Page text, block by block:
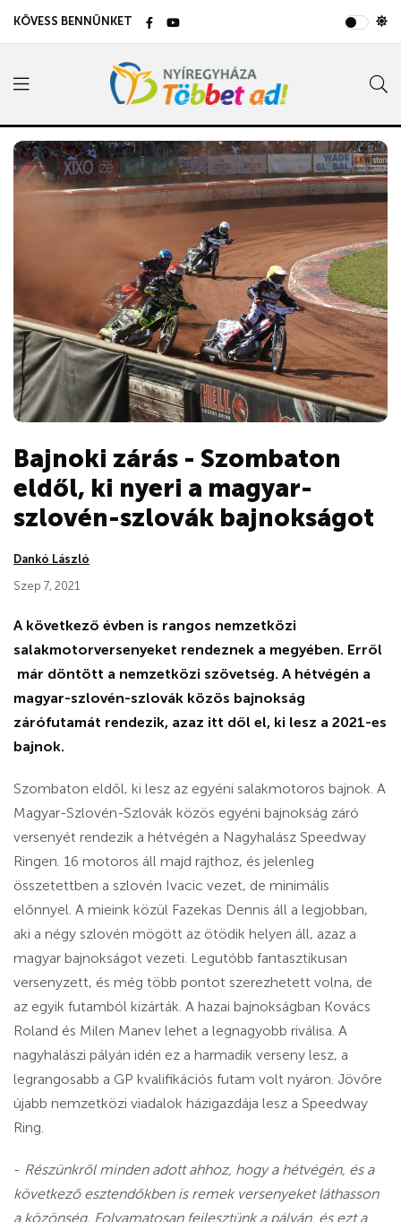
KÖVESS BENNÜNKET
Bajnoki zárás - Szombaton
eldől, ki nyeri a magyar-
szlovén-szlovák bajnokságot
Dankó László
Szep 7, 2021
A következő évben is rangos nemzetközi
salakmotorversenyeket rendeznek a megyében. Erről
már döntött a nemzetközi szövetség. A hétvégén a
magyar-szlovén-szlovák közös bajnokság
zárófutamát rendezik, azaz itt dől el, ki lesz a 2021-es
bajnok.
Szombaton eldől, ki lesz az egyéni salakmotoros bajnok. A
Magyar-Szlovén-Szlovák közös egyéni bajnokság záró
versenyét rendezik a hétvégén a Nagyhalász Speedway
Ringen. 16 motoros áll majd rajthoz, és jelenleg
összetettben a szlovén Ivacic vezet, de minimális
előnnyel. A mieink közül Fazekas Dennis áll a legjobban,
aki a négy szlovén mögött az ötödik helyen áll, azaz a
magyar bajnokságot vezeti. Legutóbb fantasztikusan
versenyzett, és még több pontot szerezhetett volna, de
az egyik futamból kizárták. A hazai bajnokságban Kovács
Roland és Milen Manev lehet a legnagyobb riválisa. A
nagyhalászi pályán idén ez a harmadik verseny lesz, a
legrangosabb a GP kvalifikációs futam volt nyáron. Jövőre
újabb nemzetközi viadalok házigazdája lesz a Speedway
Ring.
- Részünkről minden adott ahhoz, hogy a hétvégén, és a
következő esztendőkben is remek versenyeket láthasson
a közönség. Folyamatosan fejlesztünk a pályán, és ezt a